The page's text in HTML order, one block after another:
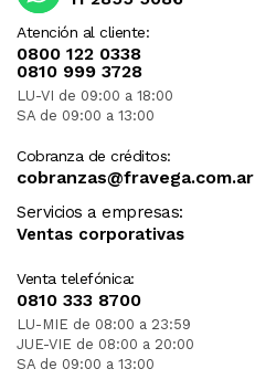
Atención al cliente:
0800 122 0338
0810 999 3728
LU-VI de 09:00 a 18:00
SA de 09:00 a 13:00
Cobranza de créditos:
cobranzas@fravega.com.ar
Servicios a empresas:
Ventas corporativas
Venta telefónica:
0810 333 8700
LU-MIE de 08:00 a 23:59
JUE-VIE de 08:00 a 20:00
SA de 09:00 a 13:00